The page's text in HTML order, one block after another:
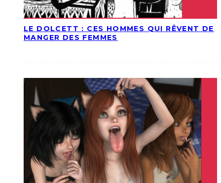
LE DOLCETT : CES HOMMES QUI RÊVENT DE
MANGER DES FEMMES